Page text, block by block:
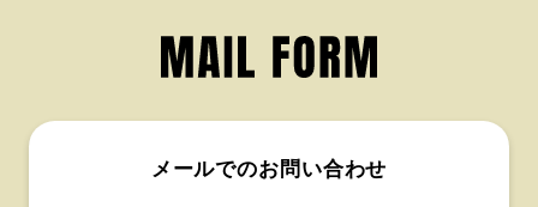
メールでのお問い合わせ